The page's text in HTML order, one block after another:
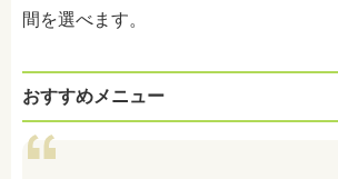
間を選べます。
おすすめメニュー